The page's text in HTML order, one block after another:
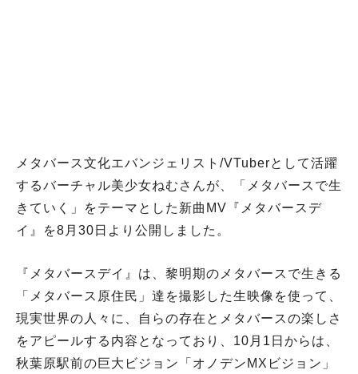
メタバース文化エバンジェリスト/VTuberとして活躍
するバーチャル美少女ねむさんが、「メタバースで生
きていく」をテーマとした新曲MV『メタバースデ
イ』を8月30日より公開しました。
『メタバースデイ』は、黎明期のメタバースで生きる
「メタバース原住民」達を撮影した生映像を使って、
現実世界の人々に、自らの存在とメタバースの楽しさ
をアピールする内容となっており、10月1日からは、
秋葉原駅前の巨大ビジョン「オノデンMXビジョン」